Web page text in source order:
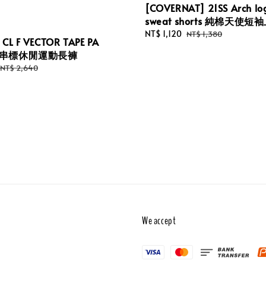
F VECTOR TAPE PA
標休閒運動長褲
Regular
NT$ 2,640
[COVERNAT] 21SS Arch
sweat shorts 純棉天使短
Sale
NT$ 1,120 Regular
NT$ 1,380
We accept